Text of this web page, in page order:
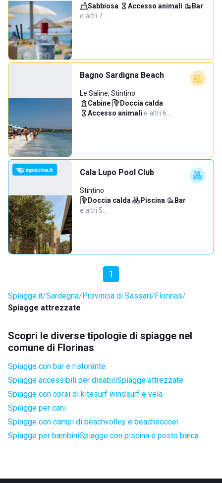
Sabbiosa· Accesso animali· Bar·
e altri 7…
Bagno Sardigna Beach
Le Saline, Stintino
Cabine· Doccia calda·
Accesso animali·e altri 6…
Cala Lupo Pool Club
Stintino
Doccia calda· Piscina· Bar·
e altri 5…
1
Spiagge.it Sardegna Provincia di Sassari Florinas
Spiagge attrezzate
Scopri le diverse tipologie di spiagge nel
comune di Florinas
Spiagge con bar e ristorante
Spiagge accessibili per disabiliSpiagge attrezzate
Spiagge con corsi di kitesurf windsurf e vela
Spiagge per cani
Spiagge con campi di beachvolley e beachsoccer
Spiagge per bambiniSpiagge con piscina e posto barca